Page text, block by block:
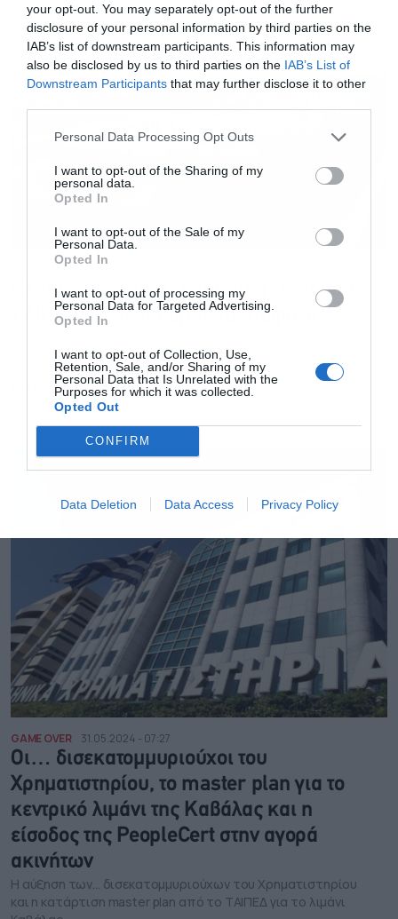
your opt-out. You may separately opt-out of the further
disclosure of your personal information by third parties on the
IAB’s list of downstream participants. This information may
also be disclosed by us to third parties on the IAB’s List of
Downstream Participants that may further disclose it to other
Personal Data Processing Opt Outs
I want to opt-out of the Sharing of my
personal data.
Opted In
I want to opt-out of the Sale of my
Personal Data.
Opted In
I want to opt-out of processing my
Personal Data for Targeted Advertising.
Opted In
I want to opt-out of Collection, Use,
Retention, Sale, and/or Sharing of my
Personal Data that Is Unrelated with the
Purposes for which it was collected.
Opted Out
CONFIRM
Data Deletion Data Access Privacy Policy
Κλιμακώνονται τα “αντάρτικα” κατά του
ΤΑΙΠΕΔ σε Καλαμαριά και Ραφήνα
φορέων κατά του ΤΑΙΠΕΔ για την αξιοποίηση περιουσιακών
στοιχείων του Δημοσίου
ΒΑΓΓΕΛΗΣ ΜΑΝΔΡΑΒΕΛΗΣ
GAME OVER 31.05.2024 - 07:27
Οι… δισεκατομμυριούχοι του
Χρηματιστηρίου, το master plan για το
κεντρικό λιμάνι της Καβάλας και η
είσοδος της PeopleCert στην αγορά
ακινήτων
Η αύξηση των... δισεκατομμυριούχων του Χρηματιστηρίου
και η κατάρτιση master plan από το ΤΑΙΠΕΔ για το λιμάνι